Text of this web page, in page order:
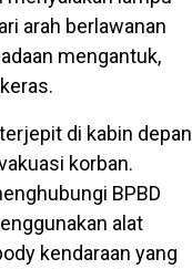
arah berlawanan
mengantuk,
di kabin depan
korban.
BPBD
alat
kendaraan yang